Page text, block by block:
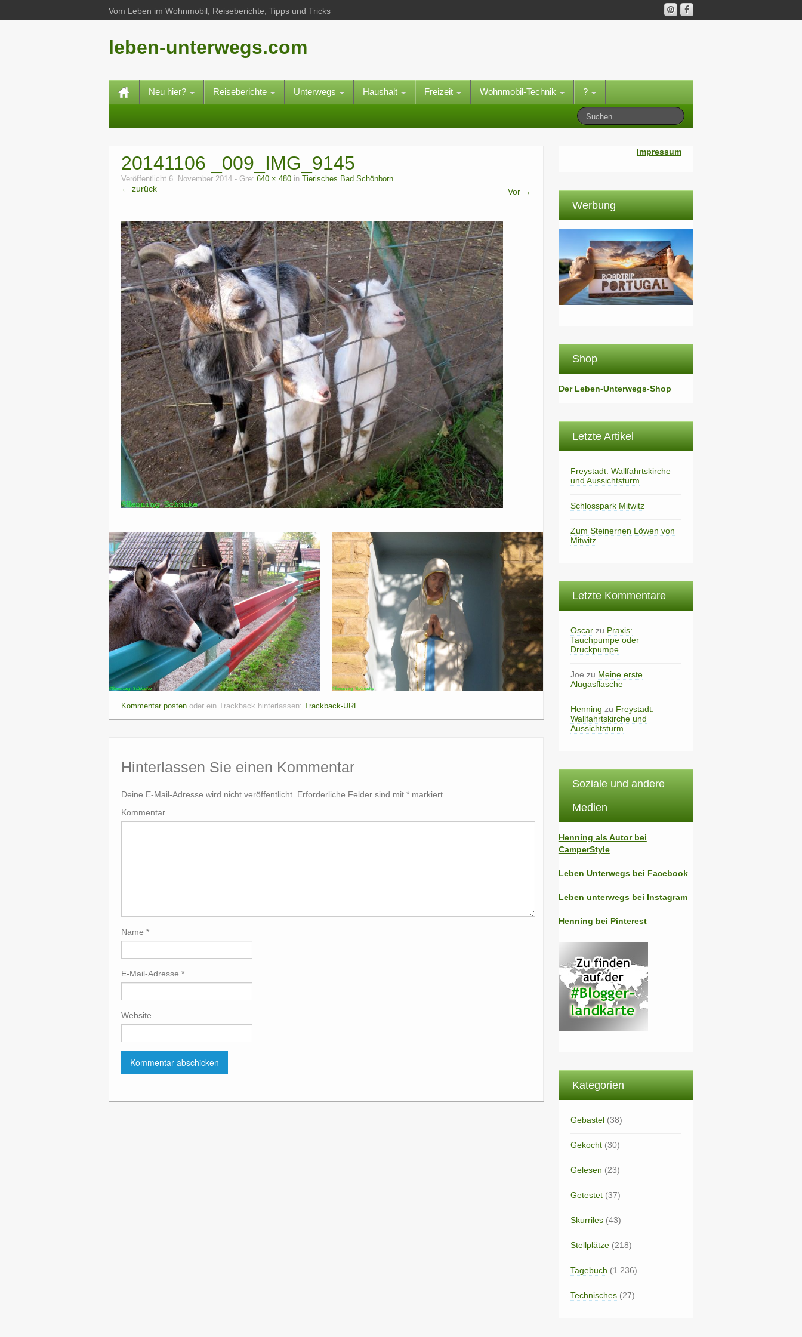
Vom Leben im Wohnmobil, Reiseberichte, Tipps und Tricks
leben-unterwegs.com
Neu hier? Reiseberichte Unterwegs Haushalt Freizeit Wohnmobil-Technik ?
20141106 _009_IMG_9145
Veröffentlicht 6. November 2014 - Gre: 640 × 480 in Tierisches Bad Schönborn
← zurück Vor →
Kommentar posten oder ein Trackback hinterlassen: Trackback-URL
Hinterlassen Sie einen Kommentar
Deine E-Mail-Adresse wird nicht veröffentlicht. Erforderliche Felder sind mit * markiert
Kommentar
Name *
E-Mail-Adresse *
Website
Impressum
Werbung
Shop
Der Leben-Unterwegs-Shop
Letzte Artikel
Freystadt: Wallfahrtskirche
und Aussichtsturm
Schlosspark Mitwitz
Zum Steinernen Löwen von
Mitwitz
Letzte Kommentare
Oscarzu Praxis:
Tauchpumpe oder
Druckpumpe
Joe zu Meine erste
Alugasflasche
Henning zu Freystadt:
Wallfahrtskirche und
Aussichtsturm
Soziale und andere
Medien
Henning als Autor bei
CamperStyle
Leben Unterwegs bei Facebook
Leben unterwegs bei Instagram
Henning bei Pinterest
Kategorien
Gebastel(38)
Gekocht(30)
Gelesen (23)
Getestet(37)
Skurriles(43)
Stellplätze(218)
Tagebuch (1.236)
Technisches(27)